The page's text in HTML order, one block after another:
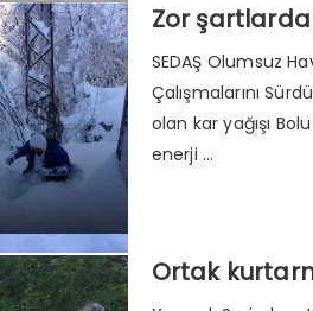
Zor
SEDAŞ Olumsuz
Çalışmalarını
olan kar yağışı
enerji ...
Ortak